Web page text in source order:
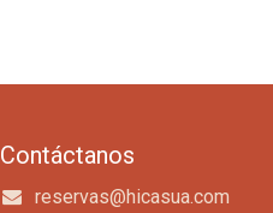
Contáctanos
reservas@hicasua.com